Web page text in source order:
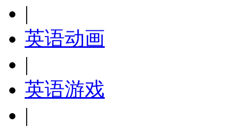
|
英语动画
|
英语游戏
|